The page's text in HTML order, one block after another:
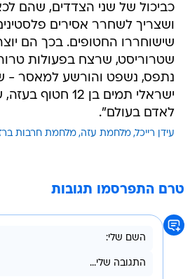
כביכול של שני הצדדים, שהם
ושצריך לשחרר אסירים
שישוחררו החטופים. בכך הם
שטרוריסט, שרצח בפעולות
נתפס, נשפט והורשע למאסר -
ישראלי תמים בן 12
לאדם בעולם".
עידן רייכל מלחמת עזה מלחמת חרבות
טרם התפרסמו תגובות